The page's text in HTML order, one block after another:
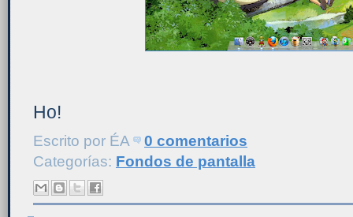
Ho!
Escrito por ÉA
0 comentarios
Categorías: Fondos de pantalla